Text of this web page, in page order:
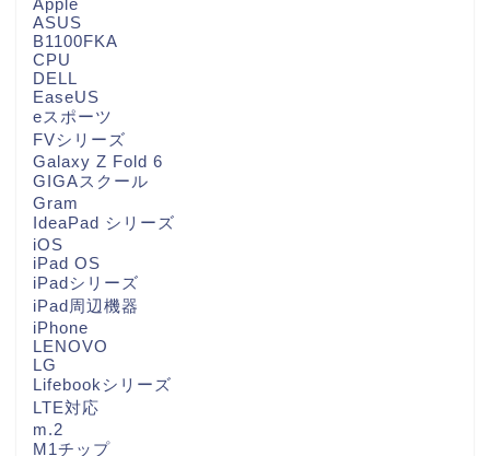
Apple
ASUS
B1100FKA
CPU
DELL
EaseUS
eスポーツ
FVシリーズ
Galaxy Z Fold 6
GIGAスクール
Gram
IdeaPad シリーズ
iOS
iPad OS
iPadシリーズ
iPad周辺機器
iPhone
LENOVO
LG
Lifebookシリーズ
LTE対応
m.2
M1チップ